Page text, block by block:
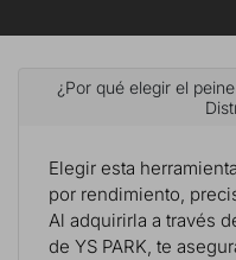
¿Por qué elegir el
Elegir esta
por rendimiento,
Al adquirirla a través
de YS PARK, te